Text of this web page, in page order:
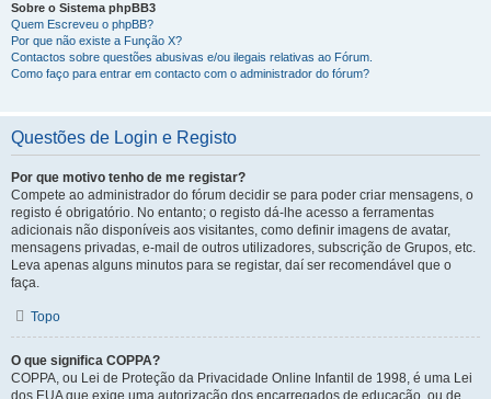
Sobre o Sistema phpBB3
Quem Escreveu o phpBB?
Por que não existe a Função X?
Contactos sobre questões abusivas e/ou ilegais relativas ao Fórum.
Como faço para entrar em contacto com o administrador do fórum?
Questões de Login e Registo
Por que motivo tenho de me registar?
Compete ao administrador do fórum decidir se para poder criar mensagens, o
registo é obrigatório. No entanto; o registo dá-lhe acesso a ferramentas
adicionais não disponíveis aos visitantes, como definir imagens de avatar,
mensagens privadas, e-mail de outros utilizadores, subscrição de Grupos, etc.
Leva apenas alguns minutos para se registar, daí ser recomendável que o
faça.
Topo
O que significa COPPA?
COPPA, ou Lei de Proteção da Privacidade Online Infantil de 1998, é uma Lei
dos EUA que exige uma autorização dos encarregados de educação, ou de